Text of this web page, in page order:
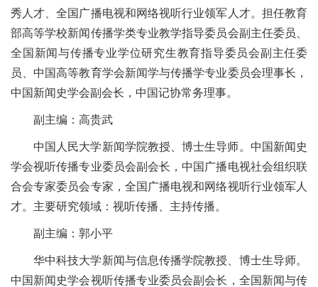
秀人才、全国广播电视和网络视听行业领军人才。担任教育
部高等学校新闻传播学类专业教学指导委员会副主任委员、
全国新闻与传播专业学位研究生教育指导委员会副主任委
员、中国高等教育学会新闻学与传播学专业委员会理事长，
中国新闻史学会副会长，中国记协常务理事。
副主编：高贵武
中国人民大学新闻学院教授、博士生导师。中国新闻史
学会视听传播专业委员会副会长，中国广播电视社会组织联
合会专家委员会专家，全国广播电视和网络视听行业领军人
才。主要研究领域：视听传播、主持传播。
副主编：郭小平
华中科技大学新闻与信息传播学院教授、博士生导师。
中国新闻史学会视听传播专业委员会副会长，全国新闻与传